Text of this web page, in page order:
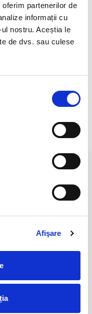
partenerilor de
informații cu
nostru. Aceștia le
de dvs. sau culese
Afişare
diamante.